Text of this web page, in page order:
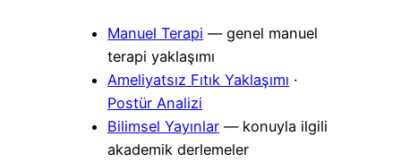
Manuel Terapi — genel manuel
terapi yaklaşımı
Ameliyatsız Fıtık Yaklaşımı ·
Postür Analizi
Bilimsel Yayınlar — konuyla ilgili
akademik derlemeler